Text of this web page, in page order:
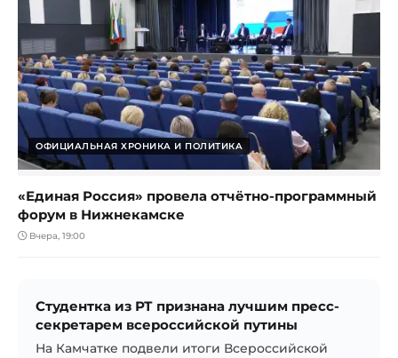
ОФИЦИАЛЬНАЯ ХРОНИКА И ПОЛИТИКА
«Единая Россия» провела отчётно-программный
форум в Нижнекамске
Вчера, 19:00
Студентка из РТ признана лучшим пресс-
секретарем всероссийской путины
На Камчатке подвели итоги Всероссийской